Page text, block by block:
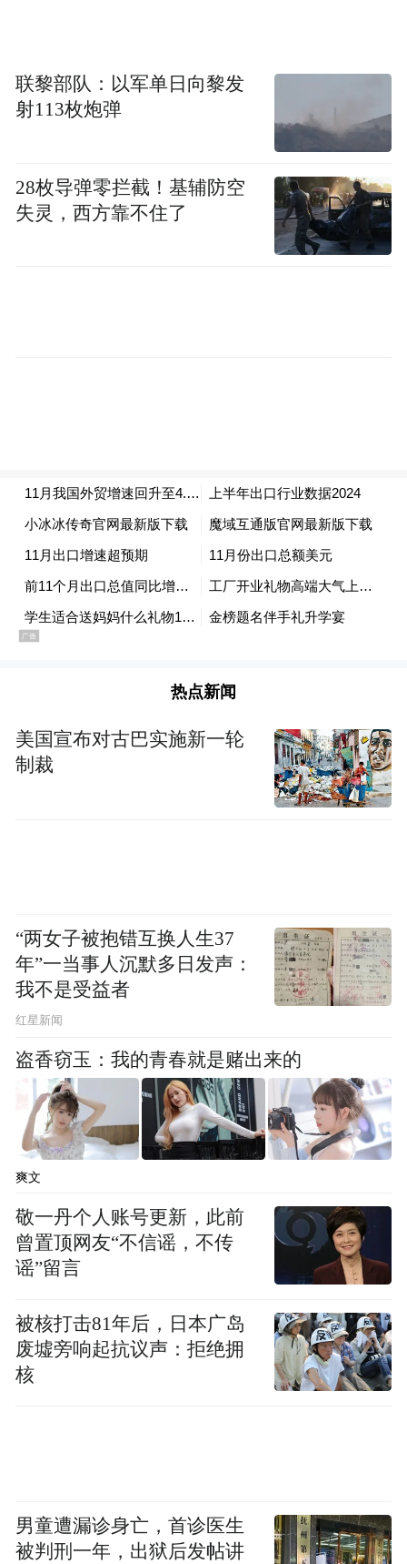
0.2个百分点。
具体到各产品类型来看，前11个月集成电路
和汽车出口增长明显。数据显示，集成电路
累计出口值达到1.29万亿元，增长25.6%；汽
车累计出口值则为8969.1亿元，增长17.6%。
贸易增速有所放缓，但累计而言，这一数据
仍保持在高位水平。前11个月，我国与东盟
的货物贸易进出口总值已达到6.82万亿元，
在如此大体量下，增速仍达到了8.5%，其
中，出口累计增速为14.6%，较整体出口增速
高8.4个百分点。
同时，11月当月，我国对欧盟、非洲、拉丁
美洲等地区的出口增速均有明显加快。其
中，欧盟是我国第二大贸易伙伴，今年前11
个月，我国对欧盟出口增长8.9%，较前10个
值的比重进一步提高至51.76%。
“总体上看，面对外部环境剧烈波动，今年我
国出口保持很强韧性。背后是我国出口以民
营企业为主，经营灵活性和抗压能力突出。”
东方金诚研究发展部执行总监冯琳称。数据
显示，前11个月，民营企业进出口23.52万亿
元，增长7.1%，占外贸总值的比重为
57.1%，比去年同期提升1.8个百分点。
浙商证券研报观点认为，我国企业积极开辟
非美市场，以及对非美市场“投资—出口”的
贸易循环，是2025年我国出口韧性的关键支
撑。
今年10月，中美经贸团队通过吉隆坡磋商，
我国对美出口同比降幅有望收窄。
联黎部队：以军单日向黎发
射113枚炮弹
28枚导弹零拦截！基辅防空
失灵，西方靠不住了
热点新闻
美国宣布对古巴实施新一轮
制裁
“两女子被抱错互换人生37
年”一当事人沉默多日发声：
我不是受益者
红星新闻
盗香窃玉：我的青春就是赌出来的
爽文
敬一丹个人账号更新，此前
曾置顶网友“不信谣，不传
谣”留言
被核打击81年后，日本广岛
废墟旁响起抗议声：拒绝拥
核
男童遭漏诊身亡，首诊医生
被判刑一年，出狱后发帖讲